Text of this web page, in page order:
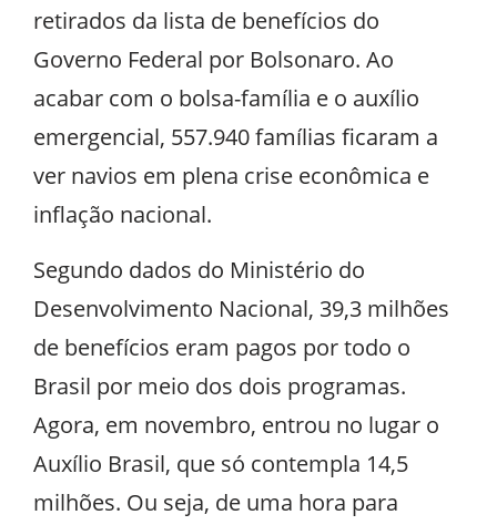
retirados da lista de benefícios do
Governo Federal por Bolsonaro. Ao
acabar com o bolsa-família e o auxílio
emergencial, 557.940 famílias ficaram a
ver navios em plena crise econômica e
inflação nacional.
Segundo dados do Ministério do
Desenvolvimento Nacional, 39,3 milhões
de benefícios eram pagos por todo o
Brasil por meio dos dois programas.
Agora, em novembro, entrou no lugar o
Auxílio Brasil, que só contempla 14,5
milhões. Ou seja, de uma hora para